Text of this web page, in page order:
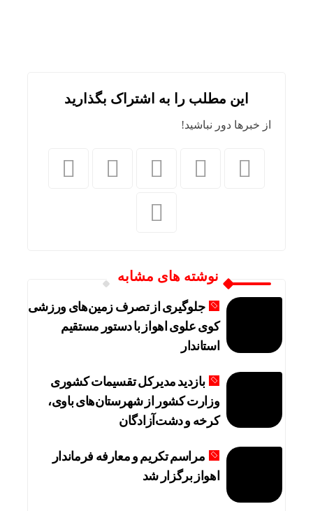
این مطلب را به اشتراک بگذارید
از خبرها دور نباشید!
نوشته های مشابه
جلوگیری از تصرف زمین‌های ورزشی
کوی علوی اهواز با دستور مستقیم
استاندار
بازدید مدیرکل تقسیمات کشوری
وزارت کشور از شهرستان‌های باوی،
کرخه و دشت‌آزادگان
مراسم تکریم و معارفه فرماندار
اهواز برگزار شد